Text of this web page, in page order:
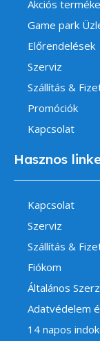
Akciós
Game park
Előrendelések
Szerviz
Szállítás &
Promóciók
Kapcsolat
Hasznos
Kapcsolat
Szerviz
Szállítás &
Fiókom
Általános
Adatvédelem
14 napos